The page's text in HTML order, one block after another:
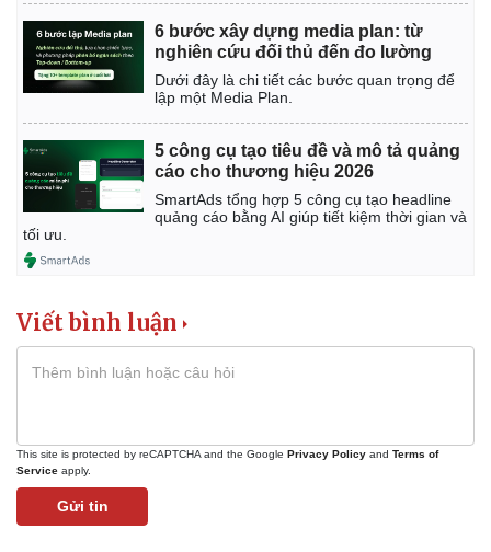
Kinh tế
Bất động sản
Khởi nghiệp
Thị trường
Giá vàng
Tiêu dùng
Tỷ giá
Chứng khoán
6 bước xây dựng media plan: từ
nghiên cứu đối thủ đến đo lường
Dưới đây là chi tiết các bước quan trọng để
lập một Media Plan.
5 công cụ tạo tiêu đề và mô tả quảng
cáo cho thương hiệu 2026
SmartAds tổng hợp 5 công cụ tạo headline
quảng cáo bằng AI giúp tiết kiệm thời gian và
tối ưu.
Viết bình luận
This site is protected by reCAPTCHA and the Google Privacy Policy and Terms of
Service apply.
Gửi tin